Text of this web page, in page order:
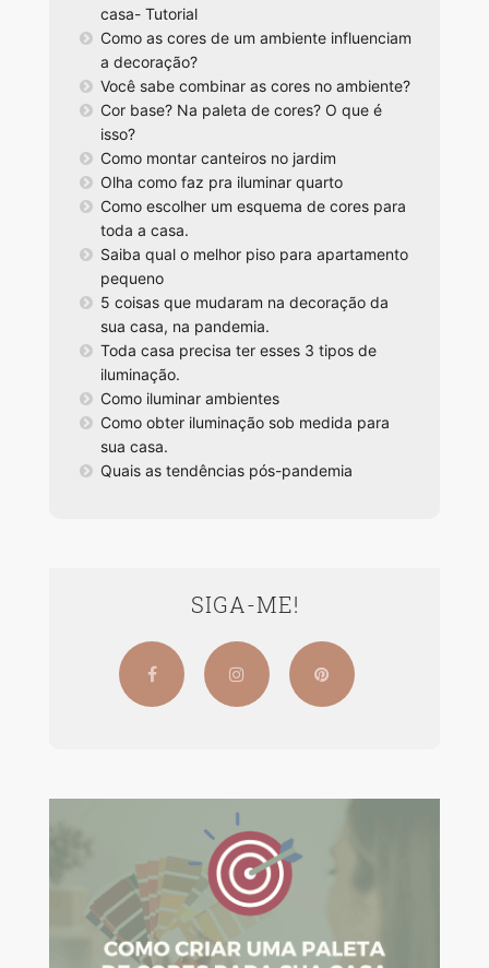
casa- Tutorial
Como as cores de um ambiente influenciam
a decoração?
Você sabe combinar as cores no ambiente?
Cor base? Na paleta de cores? O que é
isso?
Como montar canteiros no jardim
Olha como faz pra iluminar quarto
Como escolher um esquema de cores para
toda a casa.
Saiba qual o melhor piso para apartamento
pequeno
5 coisas que mudaram na decoração da
sua casa, na pandemia.
Toda casa precisa ter esses 3 tipos de
iluminação.
Como iluminar ambientes
Como obter iluminação sob medida para
sua casa.
Quais as tendências pós-pandemia
SIGA-ME!